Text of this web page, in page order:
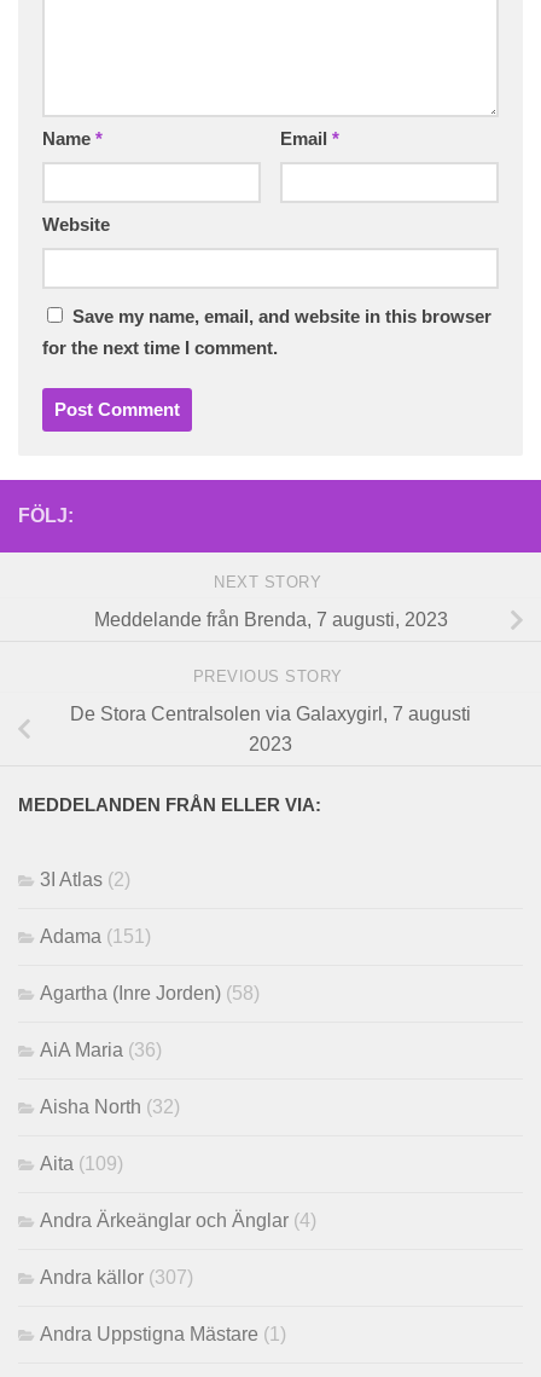
Name * Email *
Website
Save my name, email, and website in this browser
for the next time I comment.
FÖLJ:
NEXT STORY
Meddelande från Brenda, 7 augusti, 2023
PREVIOUS STORY
De Stora Centralsolen via Galaxygirl, 7 augusti
2023
MEDDELANDEN FRÅN ELLER VIA:
3I Atlas (2)
Adama (151)
Agartha (Inre Jorden) (58)
AiA Maria (36)
Aisha North (32)
Aita (109)
Andra Ärkeänglar och Änglar (4)
Andra källor (307)
Andra Uppstigna Mästare (1)